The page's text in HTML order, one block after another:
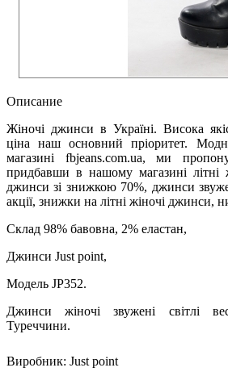
Описание
Жіночі джинси в Україні. Висока
ціна наш основний пріоритет.
магазині fbjeans.com.ua, ми
придбавши в нашому магазині літні
джинси зі знижкою 70%, джинси
акції, знижки на літні жіночі джинси,
Склад 98% бавовна, 2% еластан,
Джинси Just point,
Модель JP352.
Джинси жіночі звужені світлі
Туреччини.
Виробник: Just point